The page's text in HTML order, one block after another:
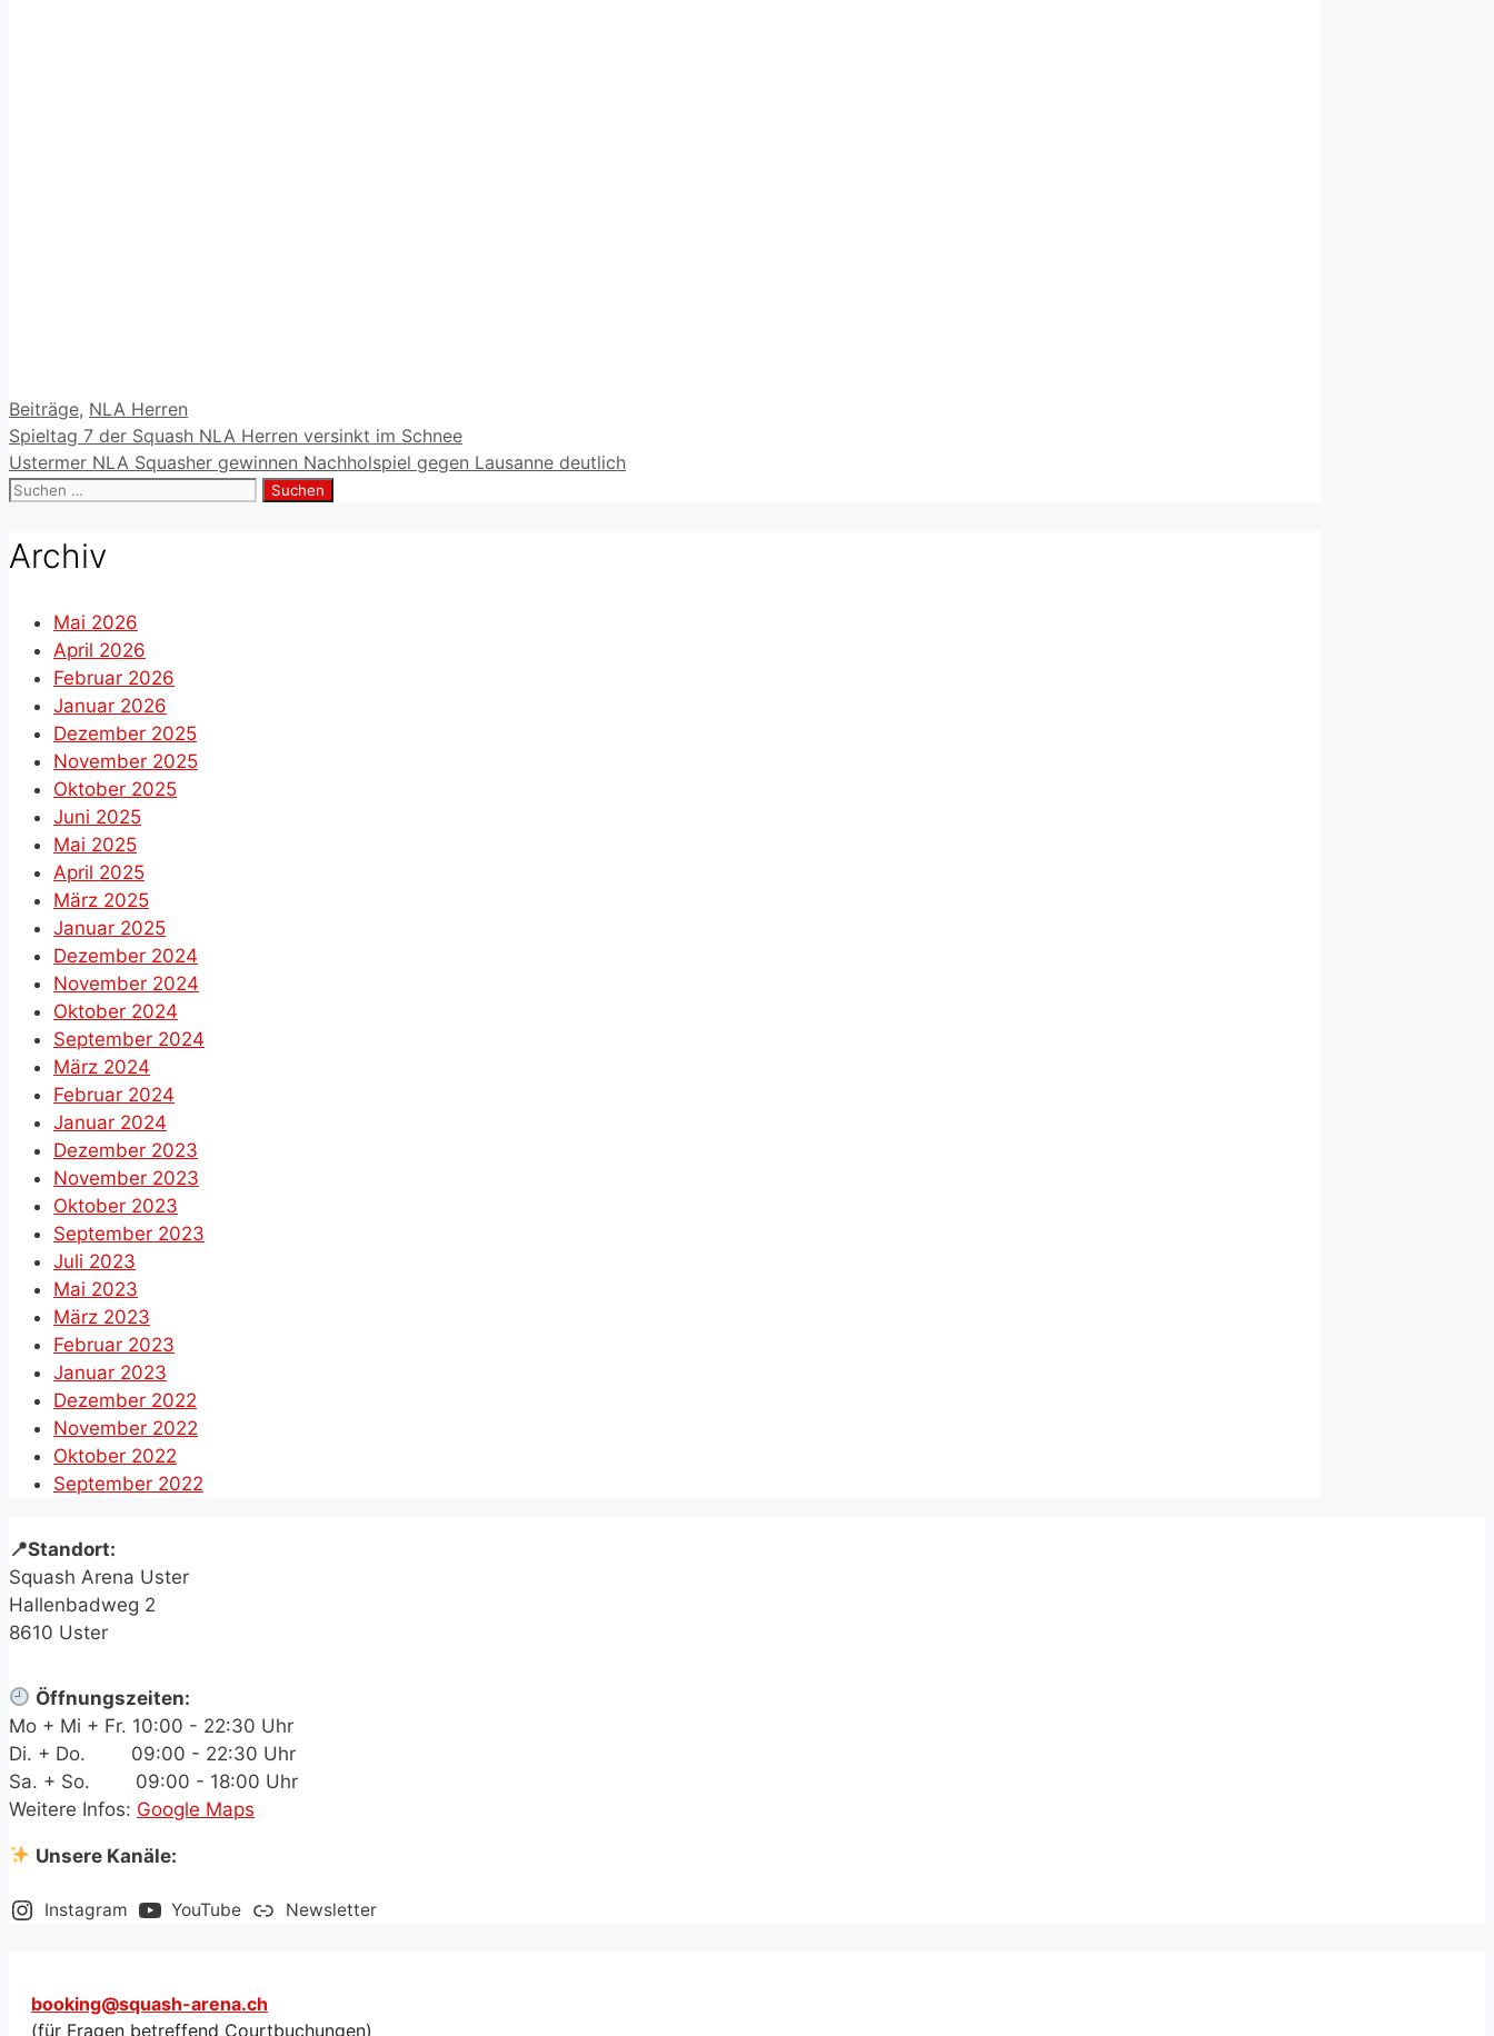
Kategorien
Beiträge, NLA Herren
Spieltag 7 der Squash NLA Herren versinkt im Schnee
Ustermer NLA Squasher gewinnen Nachholspiel gegen Lausanne deutlich
Suchen
Archiv
Mai 2026
April 2026
Februar 2026
Januar 2026
Dezember 2025
November 2025
Oktober 2025
Juni 2025
Mai 2025
April 2025
März 2025
Januar 2025
Dezember 2024
November 2024
Oktober 2024
September 2024
März 2024
Februar 2024
Januar 2024
Dezember 2023
November 2023
Oktober 2023
September 2023
Juli 2023
Mai 2023
März 2023
Februar 2023
Januar 2023
Dezember 2022
November 2022
Oktober 2022
September 2022
📍Standort:
Squash Arena Uster
Hallenbadweg 2
8610 Uster
Öffnungszeiten:
Mo + Mi + Fr. 10:00 - 22:30 Uhr
Di. + Do.
09:00 - 22:30 Uhr
Sa. + So.
09:00 - 18:00 Uhr
Weitere Infos: Google Maps
Unsere Kanäle:
Instagram YouTube Newsletter
booking@squash-arena.ch
(für Fragen betreffend Courtbuchungen)